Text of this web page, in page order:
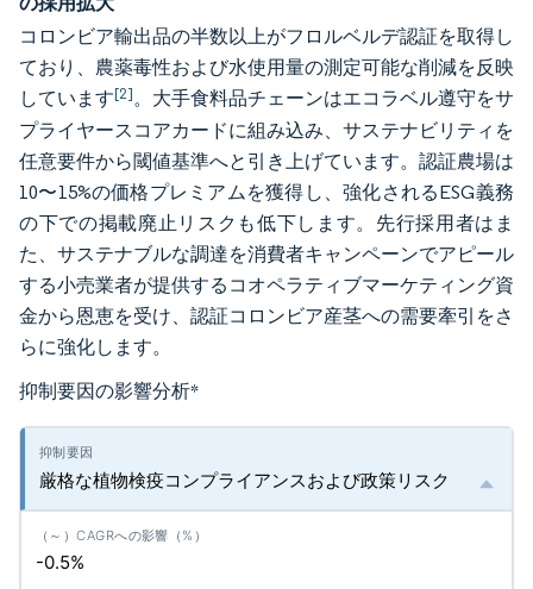
コロンビア輸出品の半数以上がフロルベルデ認証を取得し
ており、農薬毒性および水使用量の測定可能な削減を反映
しています[2]。大手食料品チェーンはエコラベル遵守をサ
プライヤースコアカードに組み込み、サステナビリティを
任意要件から閾値基準へと引き上げています。認証農場は
10〜15%の価格プレミアムを獲得し、強化されるESG義務
の下での掲載廃止リスクも低下します。先行採用者はま
た、サステナブルな調達を消費者キャンペーンでアピール
する小売業者が提供するコオペラティブマーケティング資
金から恩恵を受け、認証コロンビア産茎への需要牽引をさ
らに強化します。
抑制要因の影響分析*
厳格な植物検疫コンプライアンスおよび政策リスク
-0.5%